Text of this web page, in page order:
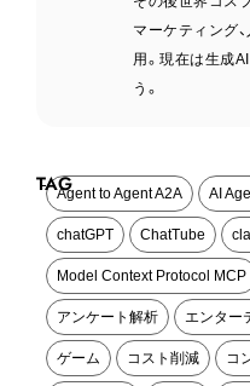
TAGAgent to Agent A2A AI
chatGPT ChatTube
Model Context Protocol MCP
アンケート解析 エンター
ゲーム コスト削減 コ
マーケティング
用。現在は生成
う。